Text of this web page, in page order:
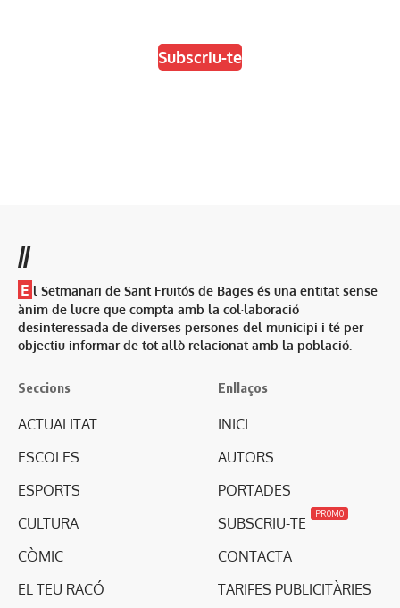
Subscriu-te
//
E l Setmanari de Sant Fruitós de Bages és una entitat sense
ànim de lucre que compta amb la col·laboració
desinteressada de diverses persones del municipi i té per
objectiu informar de tot allò relacionat amb la població.
Seccions
ACTUALITAT
ESCOLES
ESPORTS
CULTURA
CÒMIC
EL TEU RACÓ
Enllaços
INICI
AUTORS
PORTADES
SUBSCRIU-TE
PROMO
CONTACTA
TARIFES PUBLICITÀRIES